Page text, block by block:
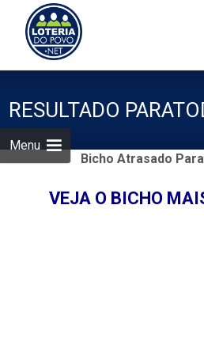
Menu
RESULTADO
Bicho Atrasado
VEJA O BICHO